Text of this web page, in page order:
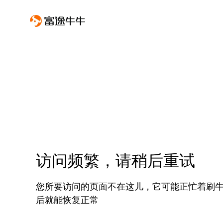
访问频繁，请稍后重试
您所要访问的页面不在这儿，它可能正忙着刷
后就能恢复正常